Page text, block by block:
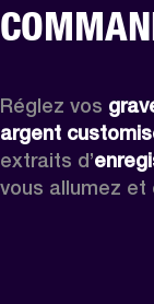
Réglez vos
argent
extraits d’
vous allumez et